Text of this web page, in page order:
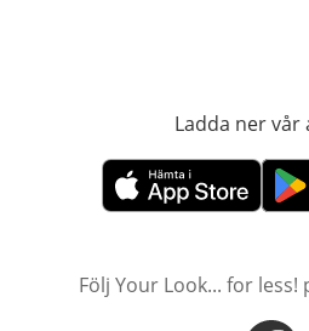
Ladda ner vår
öppnas i nytt fönster
Följ Your Look... for